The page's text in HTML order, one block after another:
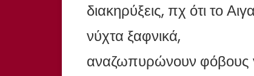
διακηρύξεις, πχ ότι το
νύχτα ξαφνικά,
αναζωπυρώνουν φόβους